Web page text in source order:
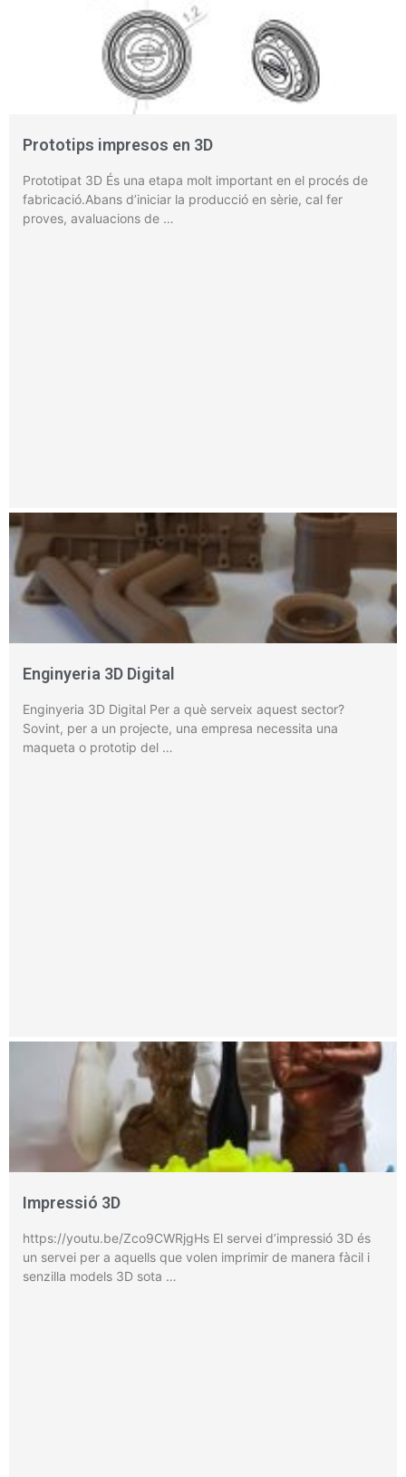
Prototips impresos en 3D
Prototipat 3D És una etapa molt important en el procés de
fabricació.Abans d’iniciar la producció en sèrie, cal fer
proves, avaluacions de …
Enginyeria 3D Digital
Enginyeria 3D Digital Per a què serveix aquest sector?
Sovint, per a un projecte, una empresa necessita una
maqueta o prototip del …
Impressió 3D
https://youtu.be/Zco9CWRjgHs El servei d’impressió 3D és
un servei per a aquells que volen imprimir de manera fàcil i
senzilla models 3D sota …